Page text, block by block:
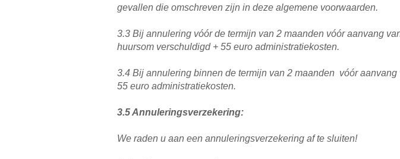
gevallen die omschreven zijn in deze algemene voorwaarden.
3.3 Bij annulering vóór de termijn van 2 maanden vóór aanvang
huursom verschuldigd + 55 euro administratiekosten.
3.4 Bij annulering binnen de termijn van 2 maanden vóór
55 euro administratiekosten.
3.5 Annuleringsverzekering:
We raden u aan een annuleringsverzekering af te sluiten!